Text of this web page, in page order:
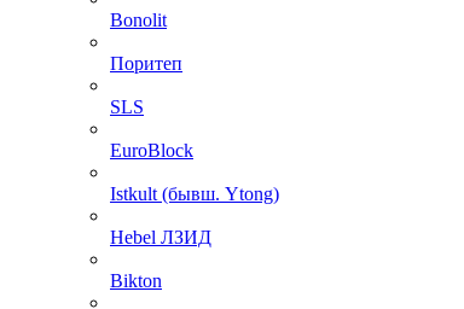
Bonolit
Поритеп
SLS
EuroBlock
Istkult (бывш. Ytong)
Hebel ЛЗИД
Bikton